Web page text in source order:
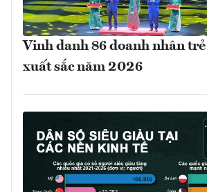
Vinh danh 86 doanh nhân
xuất sắc năm 2026